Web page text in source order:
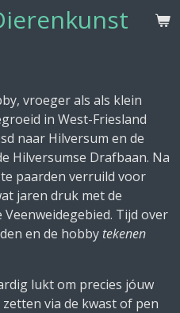
vroeger als als klein
in West-Friesland
naar Hilversum en de
Hilversumse Drafbaan. Na
paarden verruild voor
jaren druk met de
Tijd over
en de hobby tekenen
lukt om precies jóuw
via de kwast of pen